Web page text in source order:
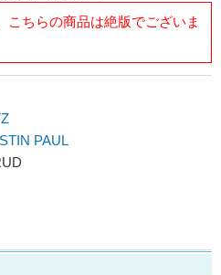
ちらの商品は絶版でございま
PAUL